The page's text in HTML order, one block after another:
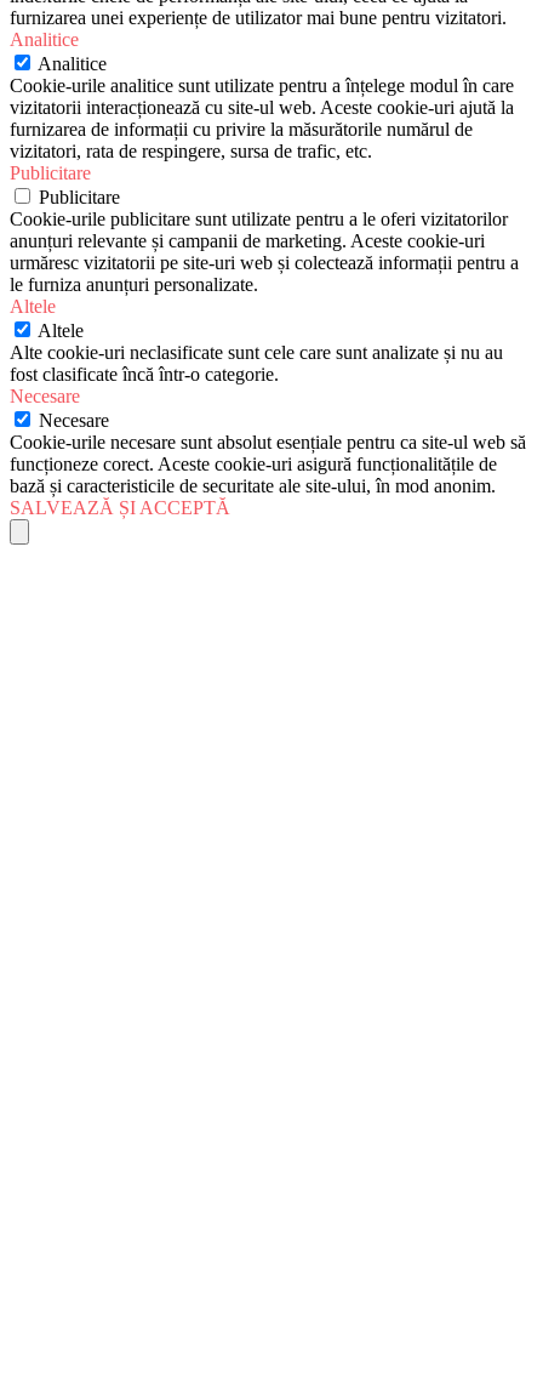
furnizarea unei experiențe de utilizator mai bune pentru vizitatori.
Analitice
Analitice
Cookie-urile analitice sunt utilizate pentru a înțelege modul în care
vizitatorii interacționează cu site-ul web. Aceste cookie-uri ajută la
furnizarea de informații cu privire la măsurătorile numărul de
vizitatori, rata de respingere, sursa de trafic, etc.
Publicitare
Publicitare
Cookie-urile publicitare sunt utilizate pentru a le oferi vizitatorilor
anunțuri relevante și campanii de marketing. Aceste cookie-uri
urmăresc vizitatorii pe site-uri web și colectează informații pentru a
le furniza anunțuri personalizate.
Altele
Altele
Alte cookie-uri neclasificate sunt cele care sunt analizate și nu au
fost clasificate încă într-o categorie.
Necesare
Necesare
Cookie-urile necesare sunt absolut esențiale pentru ca site-ul web să
funcționeze corect. Aceste cookie-uri asigură funcționalitățile de
bază și caracteristicile de securitate ale site-ului, în mod anonim.
SALVEAZĂ ȘI ACCEPTĂ